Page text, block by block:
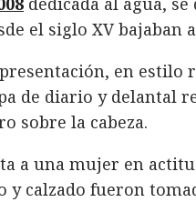
ai
l
m
p
a
rt
ir
el siglo XV bajaban
en
de diario y delantal
sobre la cabeza.
a una mujer en
y calzado fueron